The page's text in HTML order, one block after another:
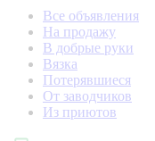
Все объявления
На продажу
В добрые руки
Вязка
Потерявшиеся
От заводчиков
Из приютов